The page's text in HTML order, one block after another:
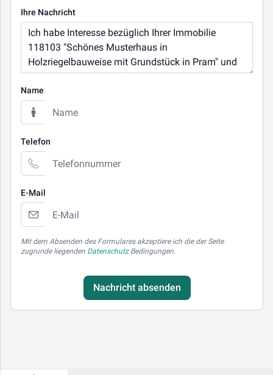
Ihre Nachricht
Name
Telefon
E-Mail
Mit dem Absenden des Formulares akzeptiere ich die der Seite
zugrunde liegenden DatenschutzBedingungen.
Nachricht absenden